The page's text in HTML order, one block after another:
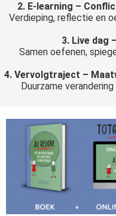
2. E-learning –
Verdieping, reflectie en
3. Live dag
Samen oefenen,
4. Vervolgtraject –
Duurzame